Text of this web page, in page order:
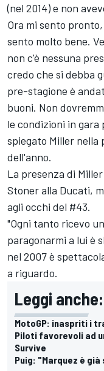
(nel 2014) e non
Ora mi sento
sento molto bene.
non c'è nessuna
credo che si debba
pre-stagione è
buoni. Non
le condizioni in gara
spiegato Miller nella
dell'anno.
La presenza di
Stoner alla Ducati,
agli occhi del #43.
"Ogni tanto ricevo
paragonarmi a lui è
nel 2007 è
a riguardo.
Leggi anche:
MotoGP: inaspriti i
Piloti favorevoli ad
Survive
Puig: "Marquez è